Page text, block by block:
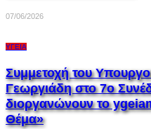
07/06/2026
ΥΓΕΊΑ
Συμμετοχή του
Γεωργιάδη στο 7ο
διοργανώνουν το
Θέμα»